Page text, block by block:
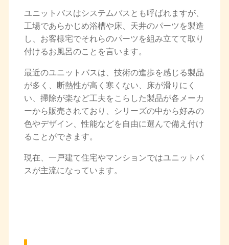
ユニットバスはシステムバスとも呼ばれますが、
工場であらかじめ浴槽や床、天井のパーツを製造
し、お客様宅でそれらのパーツを組み立てて取り
付けるお風呂のことを言います。
最近のユニットバスは、技術の進歩を感じる製品
が多く、断熱性が高く寒くない、床が滑りにく
い、掃除が楽など工夫をこらした製品が各メーカ
ーから販売されており、シリーズの中から好みの
色やデザイン、性能などを自由に選んで備え付け
ることができます。
現在、一戸建て住宅やマンションではユニットバ
スが主流になっています。